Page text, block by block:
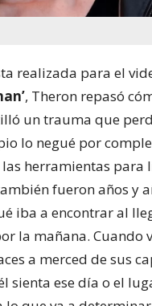
realizada para el
, Theron repasó
un trauma que
lo negué por
herramientas para
fueron años y
iba a encontrar al
la mañana. Cuando
a merced de sus
sienta ese día o el